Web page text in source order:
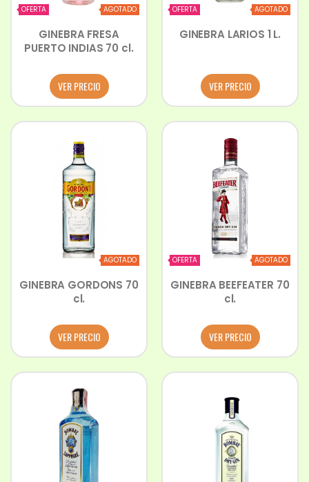
AGOTADO
OFERTA
GINEBRA FRESA
PUERTO INDIAS 70 cl.
VER PRECIO
AGOTADO
OFERTA
GINEBRA LARIOS 1 L.
VER PRECIO
AGOTADO
GINEBRA GORDONS 70
cl.
VER PRECIO
AGOTADO
OFERTA
GINEBRA BEEFEATER 70
cl.
VER PRECIO